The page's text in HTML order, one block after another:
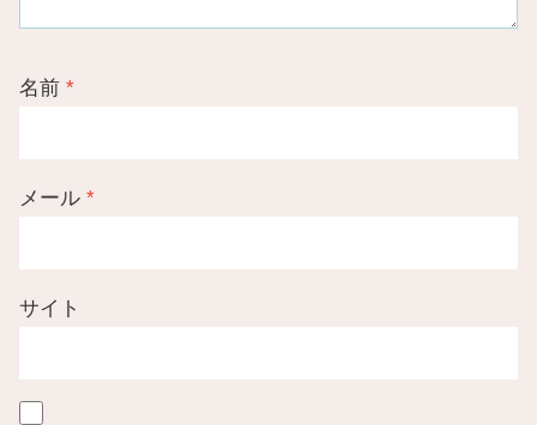
名前 *
メール *
サイト